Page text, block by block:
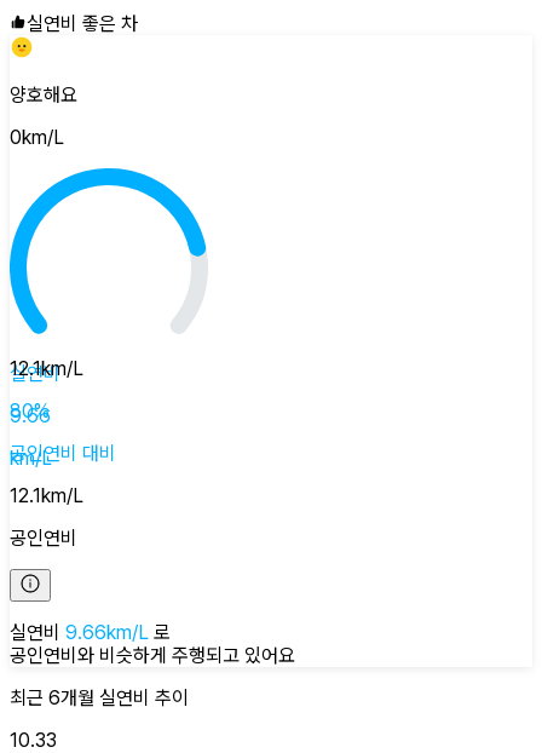
실연비 좋은 차
양호해요
0km/L
실연비
9.66
km/L
12.1km/L
80%
공인연비 대비
12.1km/L
공인연비
실연비 9.66km/L 로
공인연비와 비슷하게 주행되고 있어요
최근 6개월 실연비 추이
10.33